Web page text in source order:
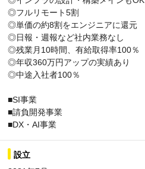
◎フルリモート5割
◎単価の約8割をエンジニアに還元
◎日報・週報など社内業務なし
◎残業月10時間、有給取得率100％
◎年収360万円アップの実績あり
◎中途入社者100％
■SI事業
■請負開発事業
■DX・AI事業
設立